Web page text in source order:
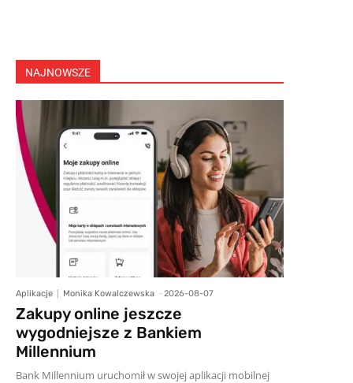
NAJNOWSZE
Aplikacje Monika Kowalczewska - 2026-08-07
Zakupy online jeszcze
wygodniejsze z Bankiem
Millennium
Bank Millennium uruchomił w swojej aplikacji mobilnej